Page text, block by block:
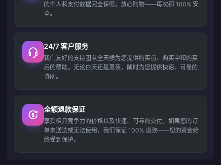
的个人和支付数据完全保密。放心购物——每次都 100% 安
全。
24/7 客户服务
我们友好的支持团队全天候为您提供购买前、购买中和购买
后的帮助。无论白天还是黑夜，随时为您提供快速、可靠的
协助。
全额退款保证
享受极具竞争力的价格以及快速、可靠的交付。如果您的订
单未送达或无法使用，我们保证 100% 退款——您的资金始
终受到保护。